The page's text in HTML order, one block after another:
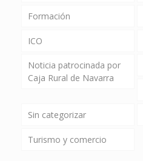
Formación
ICO
Noticia patrocinada por
Caja Rural de Navarra
Sin categorizar
Turismo y comercio